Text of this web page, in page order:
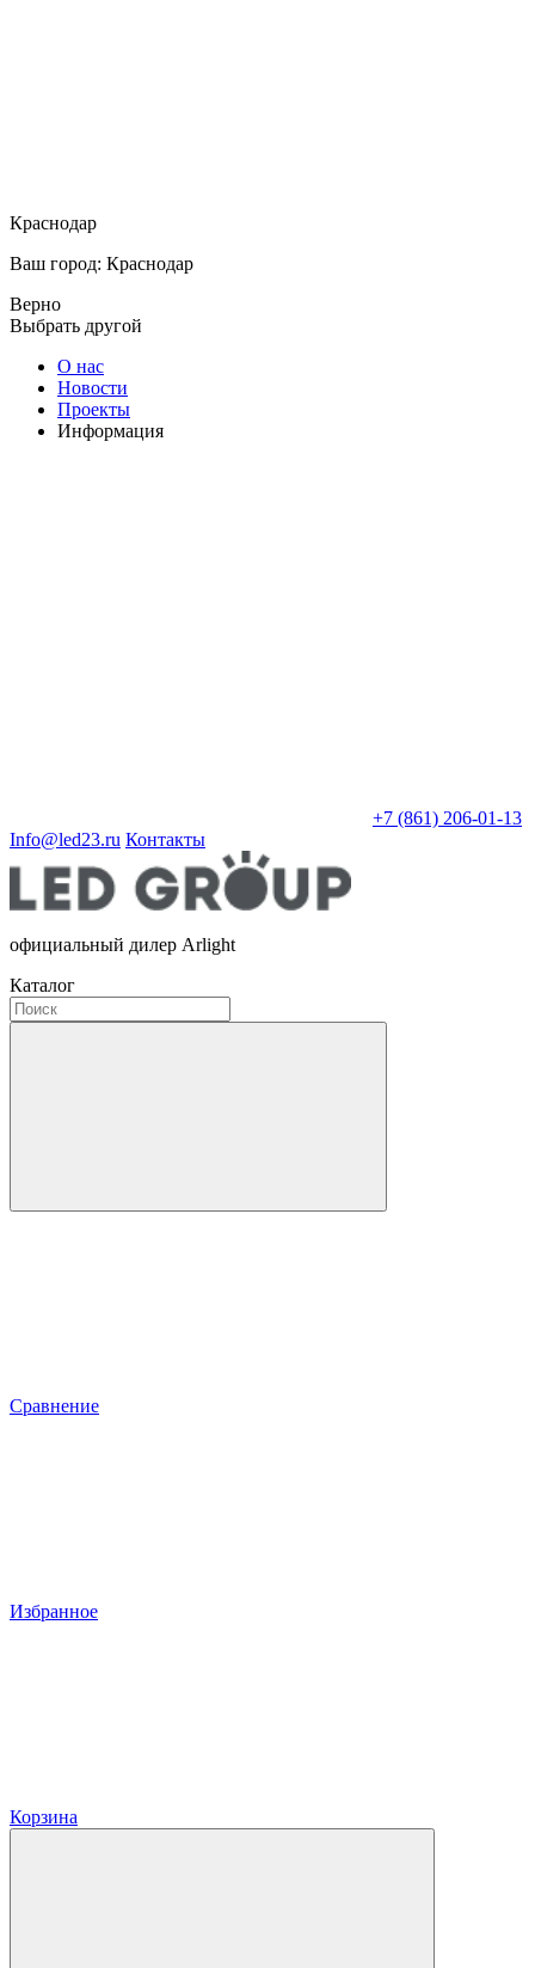
Краснодар
Ваш город: Краснодар
Верно
Выбрать другой
О нас
Новости
Проекты
Информация
+7 (861) 206-01-13
Info@led23.ru Контакты
официальный дилер Arlight
Каталог
Сравнение
Избранное
Корзина